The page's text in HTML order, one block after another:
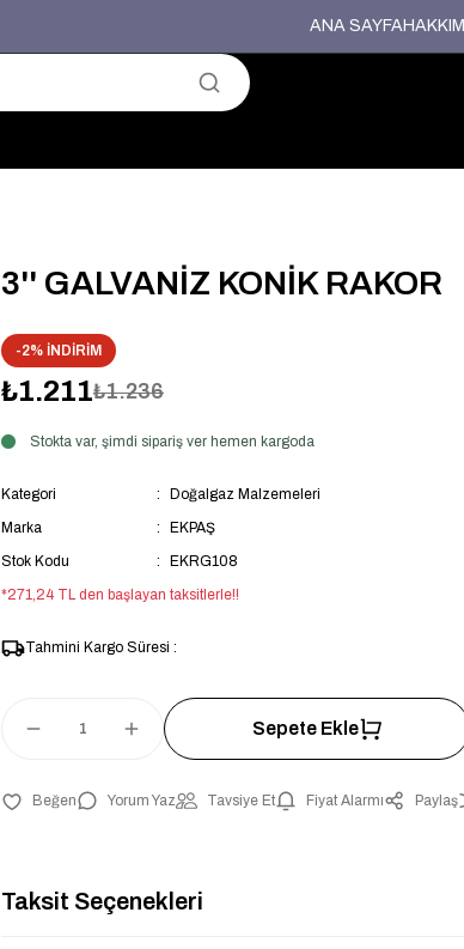
ANA SAYFA
3'' GALVANİZ KONİK RAKOR
-2% İNDİRİM
₺1.211₺1.236
Stokta var, şimdi sipariş ver hemen kargoda
Kategori
Doğalgaz Malzemeleri
Marka
EKPAŞ
Stok Kodu
EKRG108
*271,24 TL den başlayan taksitlerle!!
Tahmini Kargo Süresi :
Sepete Ekle
Yorum Yaz Tavsiye Et Fiyat Alarmı Paylaş
Taksit Seçenekleri